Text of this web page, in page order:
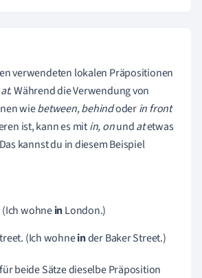
verwendeten lokalen Präpositionen
at. Während die Verwendung von
wiebetween, behindoderin front
ist, kann es mitin, onundatetwas
kannst du in diesem Beispiel
wohneinLondon.)
(Ich wohneinder Baker Street.)
beide Sätze dieselbe Präposition